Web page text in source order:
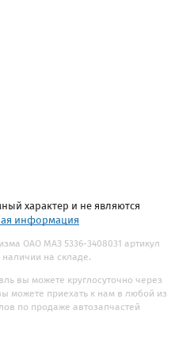
характер и не являются
информация
ОАО МАЗ 5336-3408031 артикул
наличии на складе.
вы можете круглосуточно через
можете приехать к нам в любой из
по продаже автозапчастей